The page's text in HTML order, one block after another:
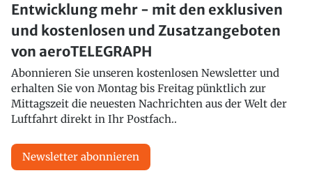
Entwicklung mehr - mit den exklusiven
und kostenlosen und Zusatzangeboten
von aeroTELEGRAPH
Abonnieren Sie unseren kostenlosen Newsletter und
erhalten Sie von Montag bis Freitag pünktlich zur
Mittagszeit die neuesten Nachrichten aus der Welt der
Luftfahrt direkt in Ihr Postfach..
Newsletter abonnieren